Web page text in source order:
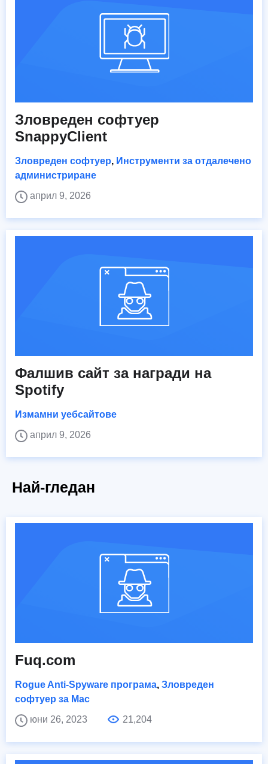
Зловреден софтуер
SnappyClient
Зловреден софтуер, Инструменти за отдалечено
администриране
април 9, 2026
Фалшив сайт за награди на
Spotify
Измамни уебсайтове
април 9, 2026
Най-гледан
Fuq.com
Rogue Anti-Spyware програма, Зловреден
софтуер за Mac
юни 26, 2023
21,204